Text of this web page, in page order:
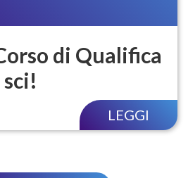
di Qualifica
LEGGI